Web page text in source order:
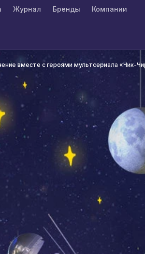
Журнал Бренды Компании
вместе с героями мультсериала «Чик-